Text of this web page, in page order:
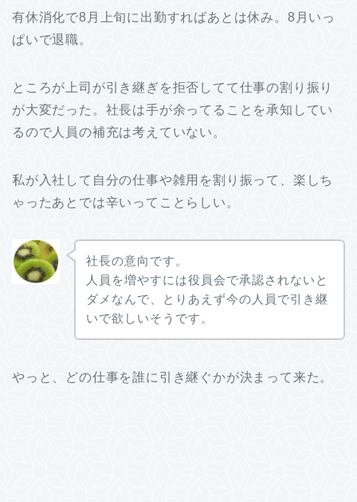
有休消化で8月上旬に出勤すればあとは休み。8月いっ
ぱいで退職。
ところが上司が引き継ぎを拒否してて仕事の割り振り
が大変だった。社長は手が余ってることを承知してい
るので人員の補充は考えていない。
私が入社して自分の仕事や雑用を割り振って、楽しち
ゃったあとでは辛いってことらしい。
社長の意向です。
人員を増やすには役員会で承認されないと
ダメなんで、とりあえず今の人員で引き継
いで欲しいそうです。
やっと、どの仕事を誰に引き継ぐかが決まって来た。